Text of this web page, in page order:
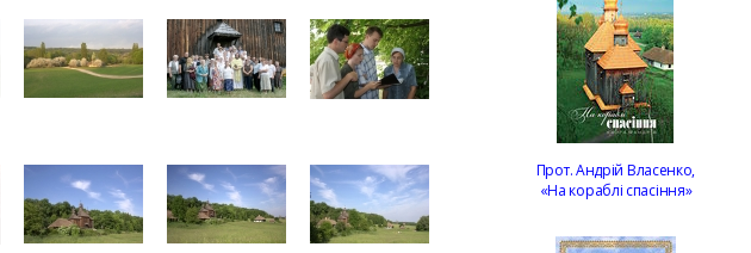
Прот. Андрій Власенко,
«На кораблі спасіння»